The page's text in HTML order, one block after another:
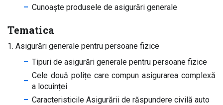
Cunoaște produsele de asigurări generale
Tematica
1. Asigurări generale pentru persoane fizice
Tipuri de asigurări generale pentru persoane fizice
Cele două polițe care compun asigurarea complexă
a locuinței
Caracteristicile Asigurării de răspundere civilă auto